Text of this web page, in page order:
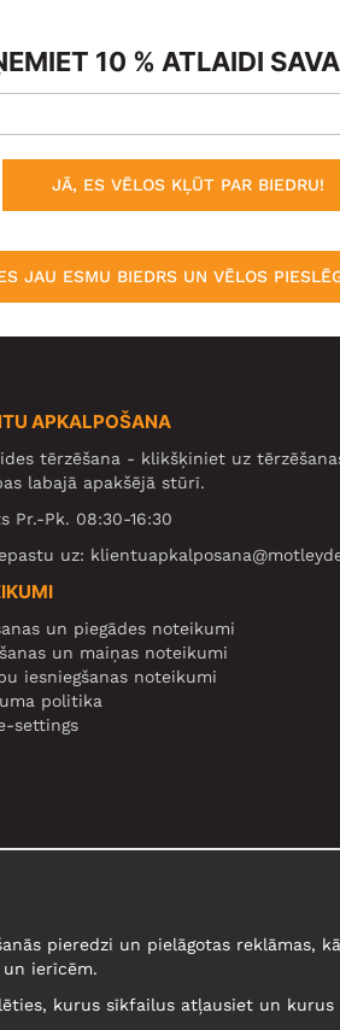
10 % ATLAIDI
JĀ, ES VĒLOS KĻŪT PAR BIEDRU!
JAU ESMU BIEDRS UN VĒLOS
APKALPOŠANA
tērzēšana - klikšķiniet uz
labajā apakšējā stūrī.
Pr.-Pk. 08:30-16:30
uz:
un piegādes noteikumi
un maiņas noteikumi
iesniegšanas noteikumi
politika
settings
pieredzi un pielāgotas
ierīcēm.
kurus sīkfailus atļausiet un